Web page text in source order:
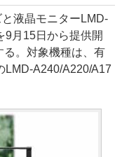
液晶モニターLMD-
9月15日から提供開
る。対象機種は、有
LMD-A240/A220/A17